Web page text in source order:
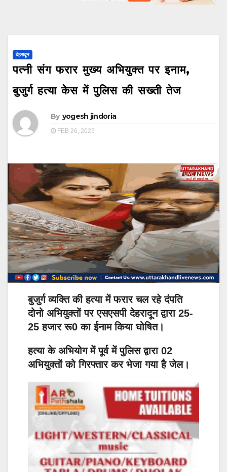
देहरादून
पत्नी संग फरार मुख्य अभियुक्त पर इनाम,
बुजुर्ग हत्या केस में पुलिस की सख्ती तेज
By yogesh jindoria
FEB 26, 2025
बुजुर्ग व्यक्ति की हत्या में फरार चल रहे दंपति
दोनो अभियुक्तों पर एसएसपी देहरादून द्वारा 25-
25 हजार रू0 का ईनाम किया घोषित।
हत्या के अभियोग में पूर्व में पुलिस द्वारा 02
अभियुक्तों को गिरफ्तार कर भेजा गया है जेल।